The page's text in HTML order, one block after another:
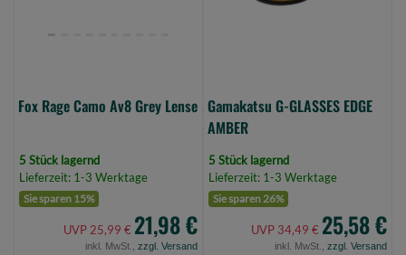
Fox Rage Camo Av8 Grey Lense
5 Stück lagernd
Lieferzeit: 1-3 Werktage
Sie sparen 15%
UVP 25,99 € 21,98 €
inkl. MwSt., zzgl. Versand
Gamakatsu G-GLASSES EDGE
AMBER
5 Stück lagernd
Lieferzeit: 1-3 Werktage
Sie sparen 26%
UVP 34,49 € 25,58 €
inkl. MwSt., zzgl. Versand